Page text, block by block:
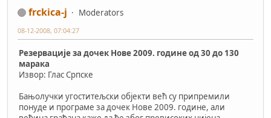
frckica-j Moderators
08-12-2008, 07:04:27
Резервације за дочек Нове 2009. године од 30 до 130
марака
Извор: Глас Српске
Бањолучки угоститељски објекти већ су припремили
понуде и програме за дочек Нове 2009. године, али